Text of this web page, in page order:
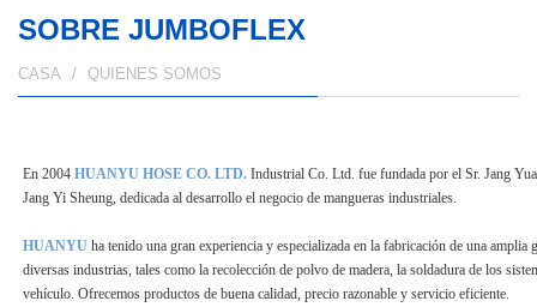
SOBRE JUMBOFLEX
CASA QUIENES SOMOS
En 2004 HUANYU HOSE CO. LTD. Industrial Co. Ltd. fue fundada por el Sr. Jang
Jang Yi Sheung, dedicada al desarrollo el negocio de mangueras industriales.
HUANYU ha tenido una gran experiencia y especializada en la fabricación de una amplia
diversas industrias, tales como la recolección de polvo de madera, la soldadura de los
vehículo. Ofrecemos productos de buena calidad, precio razonable y servicio eficiente.